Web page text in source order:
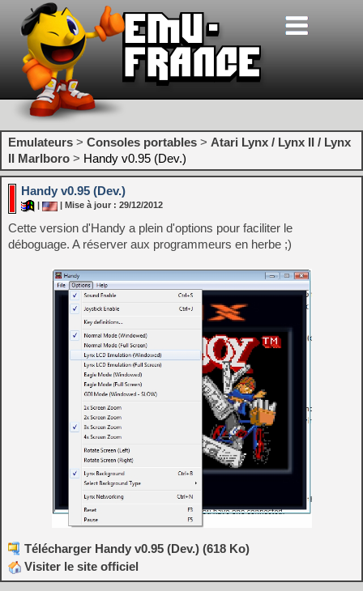
Emulateurs > Consoles portables > Atari Lynx / Lynx II / Lynx
II Marlboro > Handy v0.95 (Dev.)
Handy v0.95 (Dev.)
| Mise à jour : 29/12/2012
Cette version d'Handy a plein d'options pour faciliter le
déboguage. A réserver aux programmeurs en herbe ;)
Télécharger Handy v0.95 (Dev.) (618 Ko)
Visiter le site officiel